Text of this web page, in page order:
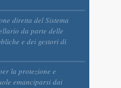
diretta del Sistema
da parte delle
e dei gestori di
la protezione e
emanciparsi dai